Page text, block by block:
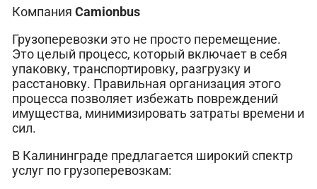
Компания Сamionbus
Грузоперевозки это не просто перемещение.
Это целый процесс, который включает в себя
упаковку, транспортировку, разгрузку и
расстановку. Правильная организация этого
процесса позволяет избежать повреждений
имущества, минимизировать затраты времени и
сил.
В Калининграде предлагается широкий спектр
услуг по грузоперевозкам: